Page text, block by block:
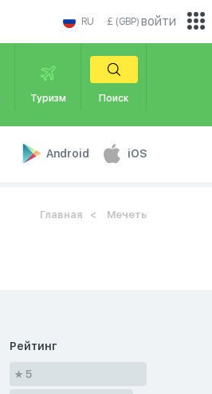
RU £ (GBP)
Туризм Поиск
Android iOS
войти
Главная Мечеть
Рейтинг
5